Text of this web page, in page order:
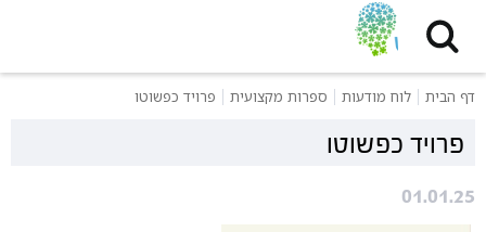
דף הבית לוח מודעות ספרות מקצועית פרויד כפשוטו
פרויד כפשוטו
01.01.25